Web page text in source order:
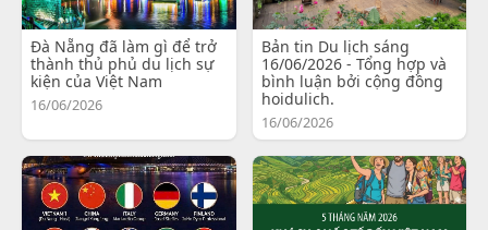
Đà Nẵng đã làm gì để trở
thành thủ phủ du lịch sự
kiện của Việt Nam
16/06/2026
Bản tin Du lịch sáng
16/06/2026 - Tổng hợp và
bình luận bởi cộng đồng
hoidulich.
16/06/2026